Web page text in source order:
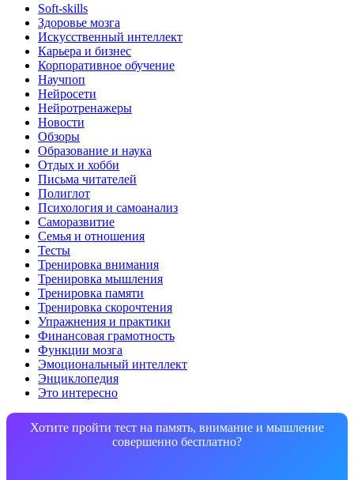
Soft-skills
Здоровье мозга
Искусственный интеллект
Карьера и бизнес
Корпоративное обучение
Научпоп
Нейросети
Нейротренажеры
Новости
Обзоры
Образование и наука
Отдых и хобби
Письма читателей
Полиглот
Психология и самоанализ
Саморазвитие
Семья и отношения
Тесты
Тренировка внимания
Тренировка мышления
Тренировка памяти
Тренировка скорочтения
Упражнения и практики
Финансовая грамотность
Функции мозга
Эмоциональный интеллект
Энциклопедия
Это интересно
Хотите пройти тест на память, внимание и мышление
совершенно бесплатно?